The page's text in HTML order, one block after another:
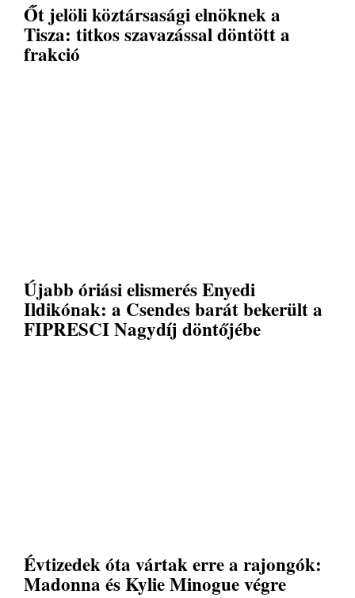
Őt jelöli köztársasági elnöknek a
Tisza: titkos szavazással döntött a
frakció
Újabb óriási elismerés Enyedi
Ildikónak: a Csendes barát bekerült a
FIPRESCI Nagydíj döntőjébe
Évtizedek óta vártak erre a rajongók:
Madonna és Kylie Minogue végre